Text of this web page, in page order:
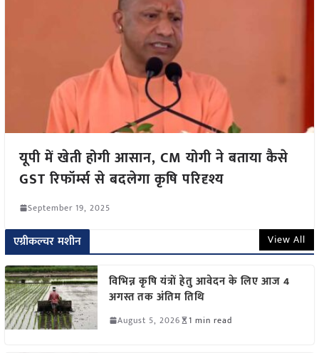
यूपी में खेती होगी आसान, CM योगी ने बताया कैसे
GST रिफॉर्म्स से बदलेगा कृषि परिदृश्य
September 19, 2025
एग्रीकल्चर मशीन View All
विभिन्न कृषि यंत्रों हेतु आवेदन के लिए आज 4
अगस्त तक अंतिम तिथि
August 5, 2026 1 min read